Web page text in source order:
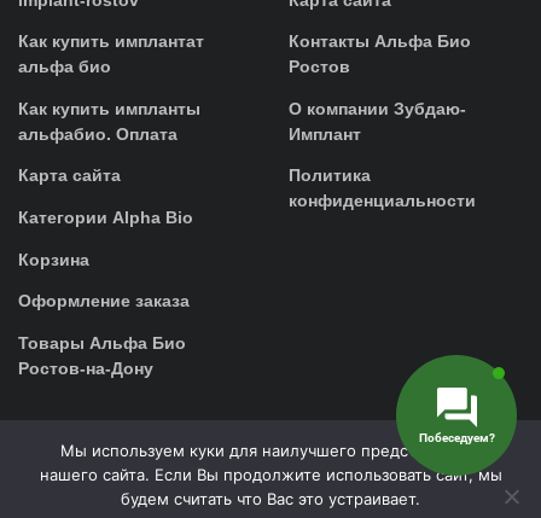
Как купить имплантат
альфа био
Как купить импланты
альфабио. Оплата
Карта сайта
Категории Alpha Bio
Корзина
Оформление заказа
Товары Альфа Био
Ростов-на-Дону
Контакты Альфа Био
Ростов
О компании Зубдаю-
Имплант
Политика
конфиденциальности
0 выбрано
Мы используем куки для наилучшего представления
нашего сайта. Если Вы продолжите использовать сайт, мы
будем считать что Вас это устраивает.
Побеседуем?